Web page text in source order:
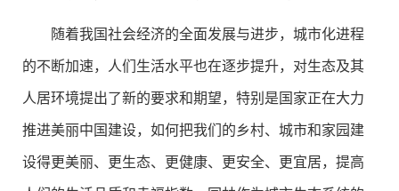
随着我国社会经济的全面发展与进步，城市化进程
的不断加速，人们生活水平也在逐步提升，对生态及其
人居环境提出了新的要求和期望，特别是国家正在大力
推进美丽中国建设，如何把我们的乡村、城市和家园建
设得更美丽、更生态、更健康、更安全、更宜居，提高